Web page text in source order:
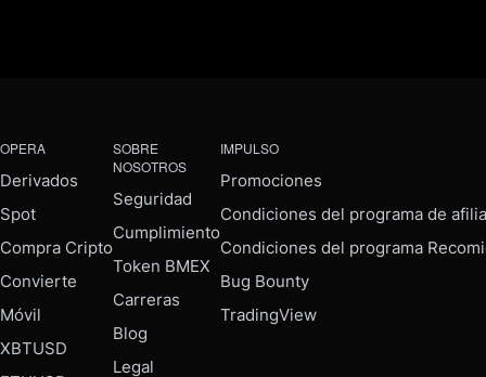
OPERA
Derivados
Spot
Compra Cripto
Convierte
Móvil
XBTUSD
SOBRE
NOSOTROS
Seguridad
Cumplimiento
Token BMEX
Carreras
Blog
Legal
IMPULSO
Promociones
Condiciones del programa de
Condiciones del programa
Bug Bounty
TradingView